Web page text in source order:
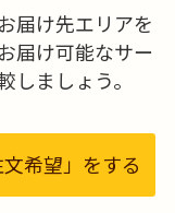
い味付け、軟
品です。
届け先エリアを
届け可能なサー
しましょう。
希望」をする